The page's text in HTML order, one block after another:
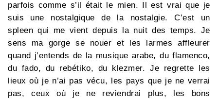
parfois comme s’il était le mien. Il est vrai que je
suis une nostalgique de la nostalgie. C’est un
spleen qui me vient depuis la nuit des temps. Je
sens ma gorge se nouer et les larmes affleurer
quand j’entends de la musique arabe, du flamenco,
du fado, du rebétiko, du klezmer. Je regrette les
lieux où je n’ai pas vécu, les pays que je ne verrai
pas, ceux où je ne reviendrai plus, les bons